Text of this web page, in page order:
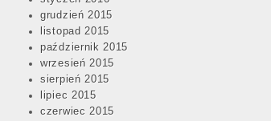
grudzień 2015
listopad 2015
październik 2015
wrzesień 2015
sierpień 2015
lipiec 2015
czerwiec 2015